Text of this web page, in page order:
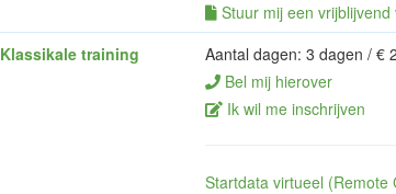
Stuur mij een vrijblijvend
Klassikale training
Aantal dagen: 3 dagen / €
Bel mij hierover
Ik wil me inschrijven
Startdata virtueel (Remote